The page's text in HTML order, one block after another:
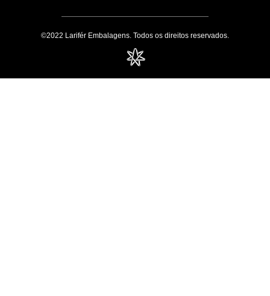
©2022 Larifér Embalagens. Todos os direitos reservados.